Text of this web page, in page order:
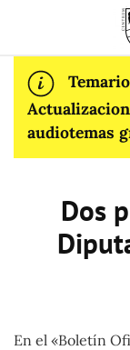
audiotemas
Dos
En el «Boletín